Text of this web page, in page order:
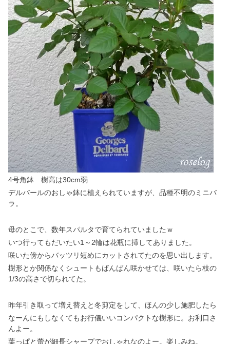
4号角鉢 樹高は30cm弱
デルバールのおしゃ鉢に植えられていますが、品種不明のミニバ
ラ。
母のとこで、数年スパルタで育てられていましたｗ
いつ行ってもだいたい1～2輪は花瓶に挿してありました。
咲いた傍からバッツリ短めにカットされてたのを思い出します。
樹形とか関係なくシュートもばんばん咲かせては、咲いたら枝の
1/3の高さで切られてた。
昨年引き取って増え替えと冬剪定をして、ほんの少し施肥したら
なーんにもしなくてもお行儀いいコンパクトな樹形に。お利口さ
んよー。
葉っぱと蕾が細長シャープでおしゃれなのよー。楽しみね。